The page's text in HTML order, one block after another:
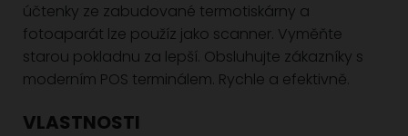
účtenky ze zabudované termotiskárny a
fotoaparát lze použíz jako scanner. Vyměňte
starou pokladnu za lepší. Obsluhujte zákazníky s
moderním POS terminálem. Rychle a efektivně.
VLASTNOSTI